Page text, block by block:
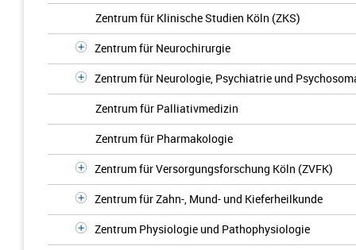
Zentrum für Klinische Studien Köln (ZKS)
Zentrum für Neurochirurgie
Zentrum für Neurologie, Psychiatrie und
Zentrum für Palliativmedizin
Zentrum für Pharmakologie
Zentrum für Versorgungsforschung Köln (ZVFK)
Zentrum für Zahn-, Mund- und Kieferheilkunde
Zentrum Physiologie und Pathophysiologie